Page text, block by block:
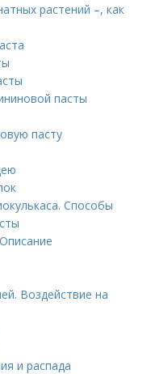
растений –, как
пасты
пасту
Способы
Воздействие на
и распада